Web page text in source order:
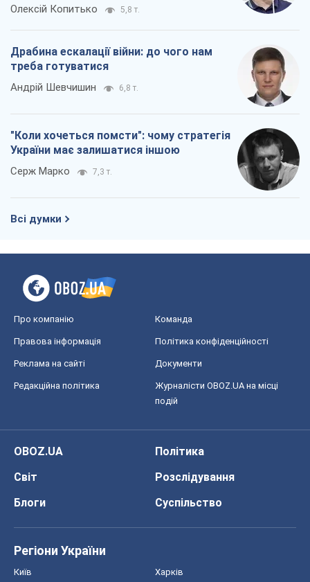
Олексій Копитько 5,8 т.
Драбина ескалації війни: до чого нам
треба готуватися
Андрій Шевчишин 6,8 т.
"Коли хочеться помсти": чому стратегія
України має залишатися іншою
Серж Марко 7,3 т.
Всі думки
Про компанію Команда
Правова інформація Політика конфіденційності
Реклама на сайті Документи
Редакційна політика
Журналісти OBOZ.UA на місці
подій
OBOZ.UA
Політика
Світ
Розслідування
Блоги
Суспільство
Регіони України
Київ Харків